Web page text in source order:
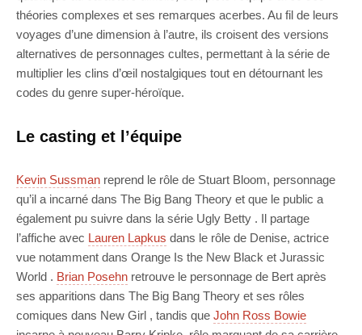
théories complexes et ses remarques acerbes. Au fil de leurs
voyages d’une dimension à l’autre, ils croisent des versions
alternatives de personnages cultes, permettant à la série de
multiplier les clins d’œil nostalgiques tout en détournant les
codes du genre super-héroïque.
Le casting et l’équipe
Kevin Sussman reprend le rôle de Stuart Bloom, personnage
qu’il a incarné dans The Big Bang Theory et que le public a
également pu suivre dans la série Ugly Betty . Il partage
l’affiche avec Lauren Lapkus dans le rôle de Denise, actrice
vue notamment dans Orange Is the New Black et Jurassic
World . Brian Posehn retrouve le personnage de Bert après
ses apparitions dans The Big Bang Theory et ses rôles
comiques dans New Girl , tandis que John Ross Bowie